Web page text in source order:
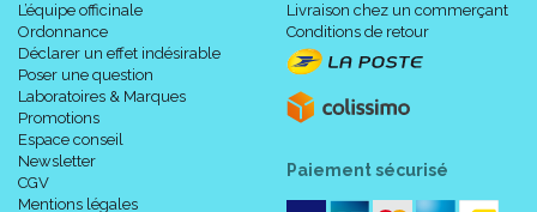
L’équipe officinale
Ordonnance
Déclarer un effet indésirable
Poser une question
Laboratoires & Marques
Promotions
Espace conseil
Newsletter
CGV
Mentions légales
Livraison chez un commerçant
Conditions de retour
Paiement sécurisé